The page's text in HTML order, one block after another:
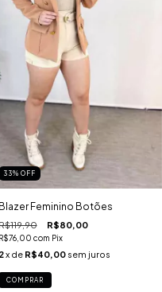
33% OFF
Blazer Feminino Botões
R$80,00
R$76,00 com Pix
2x de R$40,00 sem juros
COMPRAR